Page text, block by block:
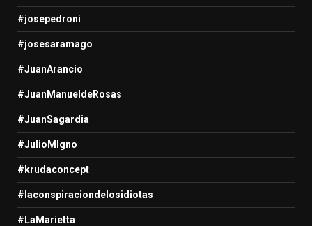
#josepedroni
#josesaramago
#JuanArancio
#JuanManueldeRosas
#JuanSagardia
#JulioMIgno
#krudaconcept
#laconspiraciondelosidiotas
#LaMarietta